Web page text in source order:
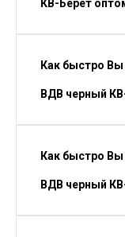
КВ-Берет
Как быстро
ВДВ черный
Как быстро
ВДВ черный